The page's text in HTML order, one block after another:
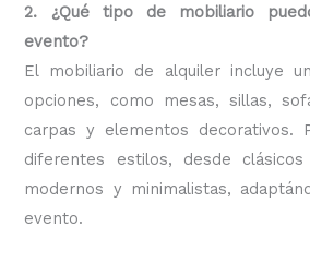
2. ¿Qué tipo de mobiliario
evento?
El mobiliario de alquiler incluye
opciones, como mesas, sillas,
carpas y elementos decorativos.
diferentes estilos, desde
modernos y minimalistas,
evento.